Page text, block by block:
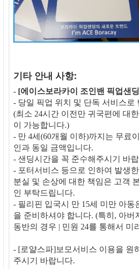
기타 안내 사항:
- [에이스보라카이 조인밴 픽업샌
- 당일 픽업 위치 및 단독 서비스로
(최소 24시간 이전만 귀국편에 대
이 가능합니다.)
- 만 4세(60개월 이하)까지는 무료
인과 동일 금액입니다.
- 샌딩시간을 꼭 준수해주시기 바
- 포터서비스 등으로 인하여 발생
분실 및 손상에 대한 책임은 고객
인 부탁드립니다.
- 필리핀 입국시 만 15세 미만 아동
을 준비하셔야 합니다. (특히, 아버
동반의 경우 | 민원 24를 통해서 미
- [로얄스파]보모서비스 이용을 원
주시기 바랍니다.